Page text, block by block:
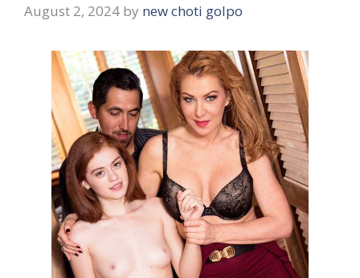
August 2, 2024 by new choti golpo